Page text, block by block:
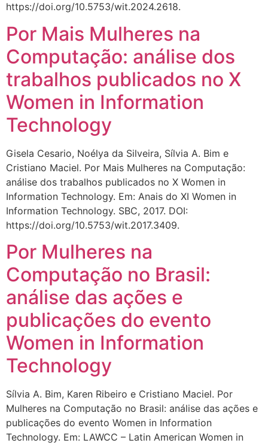
https://doi.org/10.5753/wit.2024.2618.
Por Mais Mulheres na
Computação: análise dos
trabalhos publicados no X
Women in Information
Technology
Gisela Cesario, Noélya da Silveira, Sílvia A. Bim e
Cristiano Maciel. Por Mais Mulheres na Computação:
análise dos trabalhos publicados no X Women in
Information Technology. Em: Anais do XI Women in
Information Technology. SBC, 2017. DOI:
https://doi.org/10.5753/wit.2017.3409.
Por Mulheres na
Computação no Brasil:
análise das ações e
publicações do evento
Women in Information
Technology
Sílvia A. Bim, Karen Ribeiro e Cristiano Maciel. Por
Mulheres na Computação no Brasil: análise das ações e
publicações do evento Women in Information
Technology. Em: LAWCC – Latin American Women in